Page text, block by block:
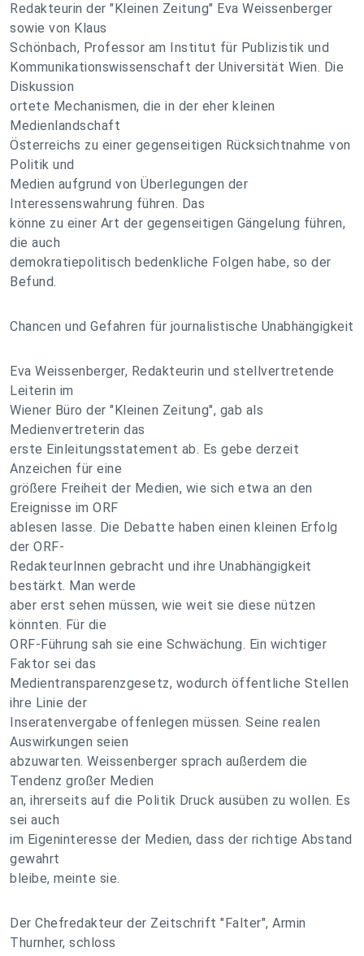
Redakteurin der "Kleinen Zeitung" Eva Weissenberger
sowie von Klaus
Schönbach, Professor am Institut für Publizistik und
Kommunikationswissenschaft der Universität Wien. Die
Diskussion
ortete Mechanismen, die in der eher kleinen
Medienlandschaft
Österreichs zu einer gegenseitigen Rücksichtnahme von
Politik und
Medien aufgrund von Überlegungen der
Interessenswahrung führen. Das
könne zu einer Art der gegenseitigen Gängelung führen,
die auch
demokratiepolitisch bedenkliche Folgen habe, so der
Befund.
Chancen und Gefahren für journalistische Unabhängigkeit
Eva Weissenberger, Redakteurin und stellvertretende
Leiterin im
Wiener Büro der "Kleinen Zeitung", gab als
Medienvertreterin das
erste Einleitungsstatement ab. Es gebe derzeit
Anzeichen für eine
größere Freiheit der Medien, wie sich etwa an den
Ereignisse im ORF
ablesen lasse. Die Debatte haben einen kleinen Erfolg
der ORF-
RedakteurInnen gebracht und ihre Unabhängigkeit
bestärkt. Man werde
aber erst sehen müssen, wie weit sie diese nützen
könnten. Für die
ORF-Führung sah sie eine Schwächung. Ein wichtiger
Faktor sei das
Medientransparenzgesetz, wodurch öffentliche Stellen
ihre Linie der
Inseratenvergabe offenlegen müssen. Seine realen
Auswirkungen seien
abzuwarten. Weissenberger sprach außerdem die
Tendenz großer Medien
an, ihrerseits auf die Politik Druck ausüben zu wollen. Es
sei auch
im Eigeninteresse der Medien, dass der richtige Abstand
gewahrt
bleibe, meinte sie.
Der Chefredakteur der Zeitschrift "Falter", Armin
Thurnher, schloss